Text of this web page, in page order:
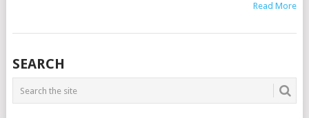
Read More
SEARCH